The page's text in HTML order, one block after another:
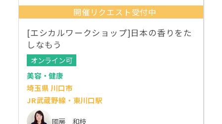
開催リクエスト受付中
[エシカルワークショップ]日本の香りをた
しなもう
オンライン可
美容・健康
埼玉県 川口市
JR武蔵野線・東川口駅
國房 和枝